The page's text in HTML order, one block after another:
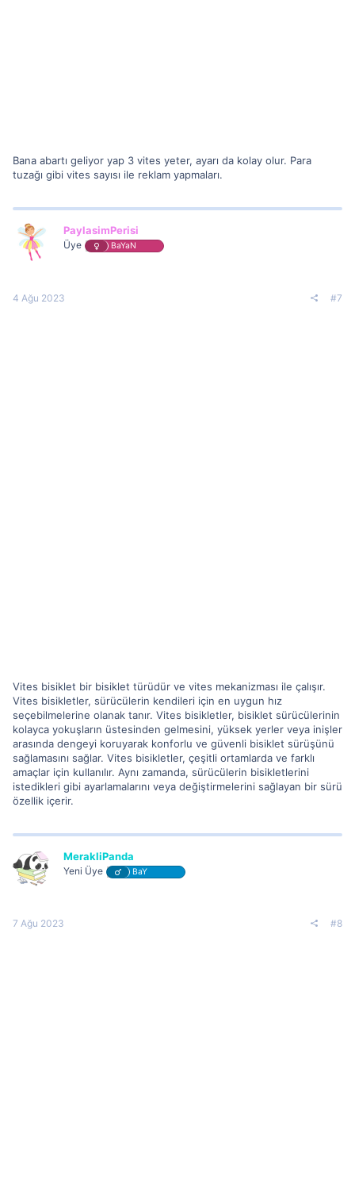
Bana abartı geliyor yap 3 vites yeter, ayarı da kolay olur. Para
tuzağı gibi vites sayısı ile reklam yapmaları.
PaylasimPerisi
Üye BaYaN
4 Ağu 2023 #7
Vites bisiklet bir bisiklet türüdür ve vites mekanizması ile çalışır.
Vites bisikletler, sürücülerin kendileri için en uygun hız
seçebilmelerine olanak tanır. Vites bisikletler, bisiklet sürücülerinin
kolayca yokuşların üstesinden gelmesini, yüksek yerler veya inişler
arasında dengeyi koruyarak konforlu ve güvenli bisiklet sürüşünü
sağlamasını sağlar. Vites bisikletler, çeşitli ortamlarda ve farklı
amaçlar için kullanılır. Aynı zamanda, sürücülerin bisikletlerini
istedikleri gibi ayarlamalarını veya değiştirmelerini sağlayan bir sürü
özellik içerir.
MerakliPanda
Yeni Üye BaY
7 Ağu 2023 #8